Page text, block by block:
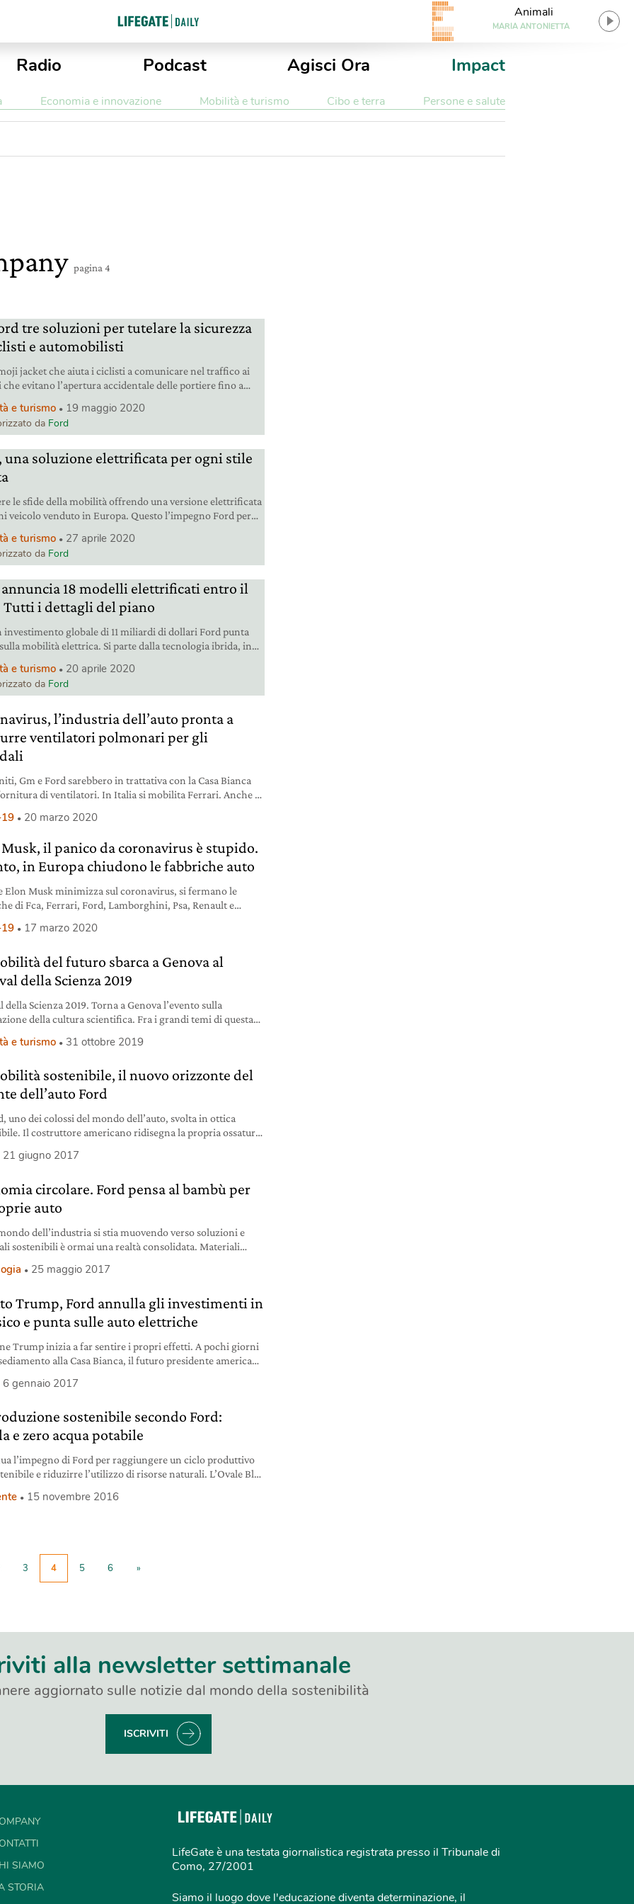
Animali
MARIA ANTONIETTA
Radio Podcast Agisci Ora Impact
Economia e innovazione Mobilità e turismo Cibo e terra Persone e salute
pagina 4
tre soluzioni per tutelare la sicurezza
e automobilisti
jacket che aiuta i ciclisti a comunicare nel traffico ai
che evitano l’apertura accidentale delle portiere fino a
la sicurezza stradale.
e turismo 19 maggio 2020
da Ford
una soluzione elettrificata per ogni stile
le sfide della mobilità offrendo una versione elettrificata
veicolo venduto in Europa. Questo l’impegno Ford per
e turismo 27 aprile 2020
da Ford
annuncia 18 modelli elettrificati entro il
Tutti i dettagli del piano
investimento globale di 11 miliardi di dollari Ford punta
mobilità elettrica. Si parte dalla tecnologia ibrida, in
elettrificati entro la fine del 2021.
e turismo 20 aprile 2020
da Ford
l’industria dell’auto pronta a
ventilatori polmonari per gli
Gm e Ford sarebbero in trattativa con la Casa Bianca
di ventilatori. In Italia si mobilita Ferrari. Anche il
coronavirus.
20 marzo 2020
il panico da coronavirus è stupido.
in Europa chiudono le fabbriche auto
Elon Musk minimizza sul coronavirus, si fermano le
di Fca, Ferrari, Ford, Lamborghini, Psa, Renault e
17 marzo 2020
del futuro sbarca a Genova al
della Scienza 2019
della Scienza 2019. Torna a Genova l’evento sulla
della cultura scientifica. Fra i grandi temi di questa
da non perdere.
e turismo 31 ottobre 2019
sostenibile, il nuovo orizzonte del
dell’auto Ford
uno dei colossi del mondo dell’auto, svolta in ottica
Il costruttore americano ridisegna la propria ossatura
impatto ambientale, delle forme di trasporto
i capisaldi del
21 giugno 2017
circolare. Ford pensa al bambù per
auto
dell’industria si stia muovendo verso soluzioni e
sostenibili è ormai una realtà consolidata. Materiali
molti settori, come ad esempio quello dell’automotive.
componenti, come appunto il bambù. “Entro pochi anni
25 maggio 2017
Trump, Ford annulla gli investimenti in
e punta sulle auto elettriche
Trump inizia a far sentire i propri effetti. A pochi giorni
alla Casa Bianca, il futuro presidente americano
di Twitter, per scagliarsi contro General Motors e
6 gennaio 2017
sostenibile secondo Ford:
e zero acqua potabile
l’impegno di Ford per raggiungere un ciclo produttivo
e riduzirre l’utilizzo di risorse naturali. L’Ovale Blu
della produzione sostenibile: il riciclo in un solo anno
15 novembre 2016
3 4 5 6 »
alla newsletter settimanale
aggiornato sulle notizie dal mondo della sostenibilità
ISCRIVITI
SIAMO
STORIA
LifeGate è una testata giornalistica registrata presso il Tribunale di
Como, 27/2001
Siamo il luogo dove l'educazione diventa determinazione, il